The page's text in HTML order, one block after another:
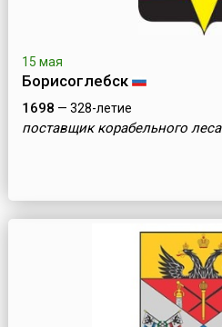
15 мая
Борисоглебск
1698 — 328-летие
поставщик корабельного леса